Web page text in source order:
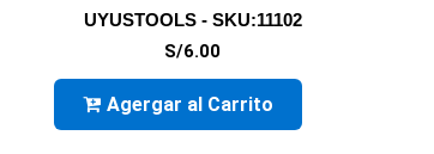
UYUSTOOLS - SKU:11102
S/6.00
Agergar al Carrito